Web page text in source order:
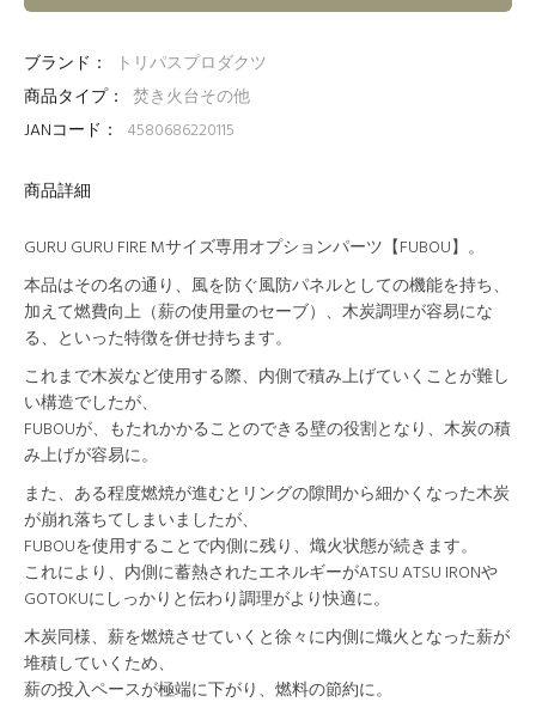
ブランド：
トリパスプロダクツ
商品タイプ： 焚き火台その他
JANコード：
4580686220115
商品詳細
GURU GURU FIRE Mサイズ専用オプションパーツ【FUBOU】。
本品はその名の通り、風を防ぐ風防パネルとしての機能を持ち、
加えて燃費向上（薪の使用量のセーブ）、木炭調理が容易にな
る、といった特徴を併せ持ちます。
これまで木炭など使用する際、内側で積み上げていくことが難し
い構造でしたが、
FUBOUが、もたれかかることのできる壁の役割となり、木炭の積
み上げが容易に。
また、ある程度燃焼が進むとリングの隙間から細かくなった木炭
が崩れ落ちてしまいましたが、
FUBOUを使用することで内側に残り、熾火状態が続きます。
これにより、内側に蓄熱されたエネルギーがATSU ATSU IRONや
GOTOKUにしっかりと伝わり調理がより快適に。
木炭同様、薪を燃焼させていくと徐々に内側に熾火となった薪が
堆積していくため、
薪の投入ペースが極端に下がり、燃料の節約に。